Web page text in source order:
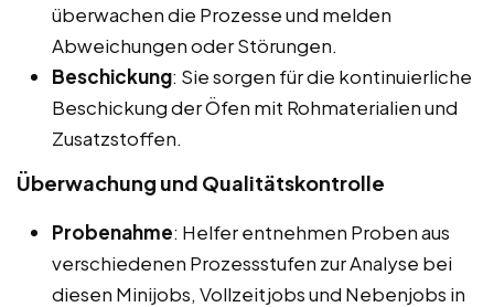
überwachen die Prozesse und melden
Abweichungen oder Störungen.
Beschickung: Sie sorgen für die kontinuierliche
Beschickung der Öfen mit Rohmaterialien und
Zusatzstoffen.
Überwachung und Qualitätskontrolle
Probenahme: Helfer entnehmen Proben aus
verschiedenen Prozessstufen zur Analyse bei
diesen Minijobs, Vollzeitjobs und Nebenjobs in